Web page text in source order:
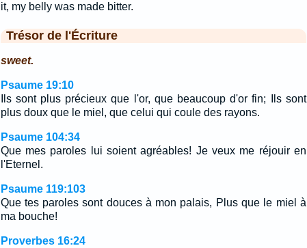
it, my belly was made bitter.
Trésor de l'Écriture
sweet.
Psaume 19:10
Ils sont plus précieux que l'or, que beaucoup d'or fin; Ils sont
plus doux que le miel, que celui qui coule des rayons.
Psaume 104:34
Que mes paroles lui soient agréables! Je veux me réjouir en
l'Eternel.
Psaume 119:103
Que tes paroles sont douces à mon palais, Plus que le miel à
ma bouche!
Proverbes 16:24